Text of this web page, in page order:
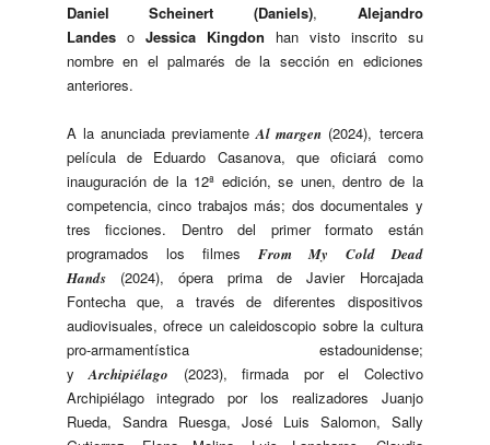
Daniel Scheinert (Daniels), Alejandro
Landeso Jessica Kingdon han visto inscrito su
nombre en el palmarés de la sección en ediciones
anteriores.
A la anunciada previamenteAl margen (2024), tercera
película de Eduardo Casanova, que oficiará como
inauguración de la 12ª edición, se unen, dentro de la
competencia, cinco trabajos más; dos documentales y
tres ficciones. Dentro del primer formato están
programados los filmes From My Cold Dead
Hands (2024), ópera prima de Javier Horcajada
Fontecha que, a través de diferentes dispositivos
audiovisuales, ofrece un caleidoscopio sobre la cultura
pro-armamentística estadounidense;
yArchipiélago (2023), firmada por el Colectivo
Archipiélago integrado por los realizadores Juanjo
Rueda, Sandra Ruesga, José Luis Salomon, Sally